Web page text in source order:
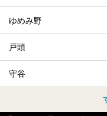
ゆめみ野
戸頭
守谷